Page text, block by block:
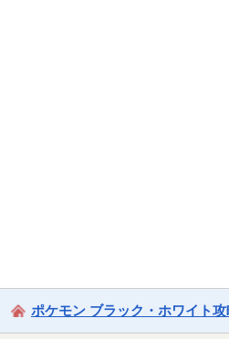
ポケモン ブラック・ホワイト